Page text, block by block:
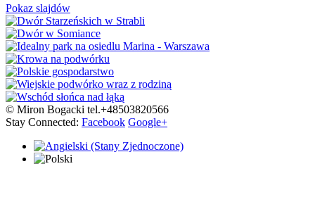
Pokaz slajdów
© Miron Bogacki tel.+48503820566
Stay Connected: Facebook Google+